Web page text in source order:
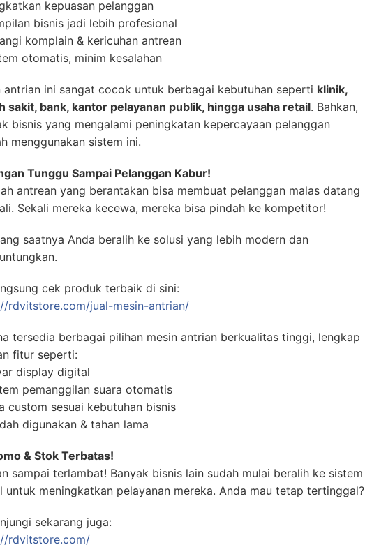
kepuasan pelanggan
bisnis jadi lebih profesional
komplain & kericuhan antrean
otomatis, minim kesalahan
antrian ini sangat cocok untuk berbagai kebutuhan seperti klinik,
sakit, bank, kantor pelayanan publik, hingga usaha retail. Bahkan,
bisnis yang mengalami peningkatan kepercayaan pelanggan
menggunakan sistem ini.
Tunggu Sampai Pelanggan Kabur!
antrean yang berantakan bisa membuat pelanggan malas datang
Sekali mereka kecewa, mereka bisa pindah ke kompetitor!
saatnya Anda beralih ke solusi yang lebih modern dan
cek produk terbaik di sini:
rdvitstore.com/jual-mesin-antrian/
tersedia berbagai pilihan mesin antrian berkualitas tinggi, lengkap
fitur seperti:
display digital
pemanggilan suara otomatis
custom sesuai kebutuhan bisnis
digunakan & tahan lama
& Stok Terbatas!
sampai terlambat! Banyak bisnis lain sudah mulai beralih ke sistem
untuk meningkatkan pelayanan mereka. Anda mau tetap tertinggal?
sekarang juga:
rdvitstore.com/